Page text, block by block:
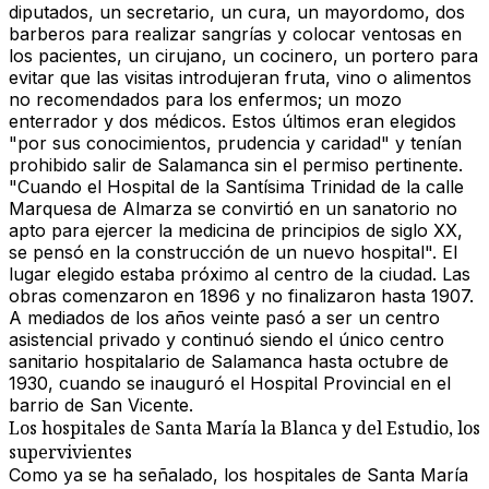
diputados, un secretario, un cura, un mayordomo, dos
barberos para realizar sangrías y colocar ventosas en
los pacientes, un cirujano, un cocinero, un portero para
evitar que las visitas introdujeran fruta, vino o alimentos
no recomendados para los enfermos; un mozo
enterrador y dos médicos. Estos últimos eran elegidos
"por sus conocimientos, prudencia y caridad" y tenían
prohibido salir de Salamanca sin el permiso pertinente.
"Cuando el Hospital de la Santísima Trinidad de la calle
Marquesa de Almarza se convirtió en un sanatorio no
apto para ejercer la medicina de principios de siglo XX,
se pensó en la construcción de un nuevo hospital". El
lugar elegido estaba próximo al centro de la ciudad. Las
obras comenzaron en 1896 y no finalizaron hasta 1907.
A mediados de los años veinte pasó a ser un centro
asistencial privado y continuó siendo el único centro
sanitario hospitalario de Salamanca hasta octubre de
1930, cuando se inauguró el Hospital Provincial en el
barrio de San Vicente.
Los hospitales de Santa María la Blanca y del Estudio, los
supervivientes
Como ya se ha señalado, los hospitales de Santa María